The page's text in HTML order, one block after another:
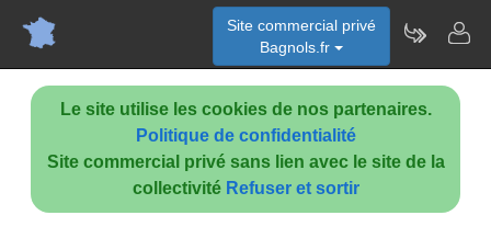
Le site utilise les cookies de nos partenaires.
Politique de confidentialité
Site commercial privé sans lien avec le site de la
collectivité Refuser et sortir
Site commercial privé
Bagnols.fr